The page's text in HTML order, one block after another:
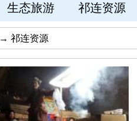
生态旅游 祁连资源
→ 祁连资源